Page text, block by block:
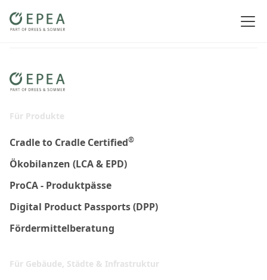
Für Produkte
Cradle to Cradle Certified®
Ökobilanzen (LCA & EPD)
ProCA - Produktpässe
Digital Product Passports (DPP)
Fördermittelberatung
Für Gebäude, Städte & Infrastruktur